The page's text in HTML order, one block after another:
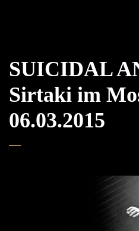
SUICIDAL
Sirtaki im
06.03.2015